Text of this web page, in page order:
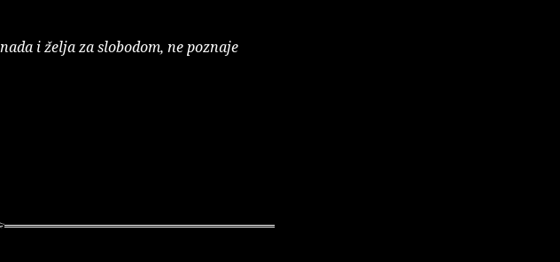
i želja za slobodom, ne poznaje